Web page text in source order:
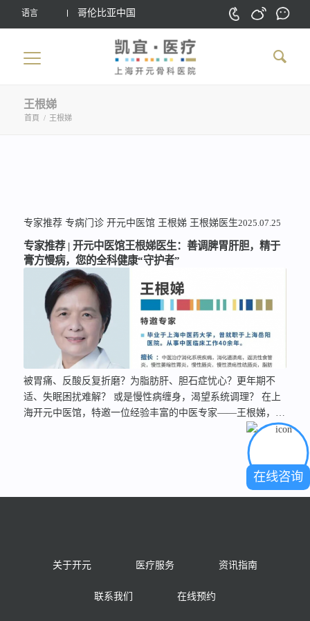
语言 哥伦比亚中国
王根娣
首頁 / 王根娣
专家推荐 专病门诊 开元中医馆 王根娣 王根娣医生2025.07.25
专家推荐 | 开元中医馆王根娣医生：善调脾胃肝胆，精于
膏方慢病，您的全科健康“守护者”
被胃痛、反酸反复折磨？为脂肪肝、胆石症忧心？更年期不
适、失眠困扰难解？ 或是慢性病缠身，渴望系统调理？ 在上
海开元中医馆，特邀一位经验丰富的中医专家——王根娣，她
曾经就职于上海岳阳医院，从事中医临床工作40余年，以深厚
的中西医结合功底，为您的消化健康、肝胆调达乃至全身慢病
管理，提供个体化的解决方案。她专攻这些领域，精准解决您
的困扰：01善调胃肠： 专治胃痛、胃胀、反酸、烧心（如胃
溃疡、反流性食管炎、各类胃炎）及消化不良，运用中药修复
更年期综合征（潮热失眠心烦）、调理冠心病稳定期、改善顽
一人一方，温和持久地滋补调理各类慢性病及亚健康。04兼顾
关于开元 医疗服务 资讯指南
联系我们 在线预约
在线咨询